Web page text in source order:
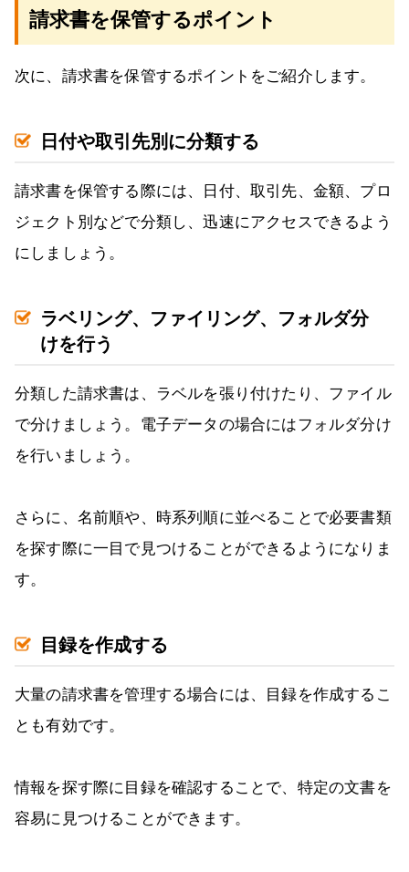
請求書を保管するポイント
次に、請求書を保管するポイントをご紹介します。
日付や取引先別に分類する
請求書を保管する際には、日付、取引先、金額、プロ
ジェクト別などで分類し、迅速にアクセスできるよう
にしましょう。
ラベリング、ファイリング、フォルダ分
けを行う
分類した請求書は、ラベルを張り付けたり、ファイル
で分けましょう。電子データの場合にはフォルダ分け
を行いましょう。
さらに、名前順や、時系列順に並べることで必要書類
を探す際に一目で見つけることができるようになりま
す。
目録を作成する
大量の請求書を管理する場合には、目録を作成するこ
とも有効です。
情報を探す際に目録を確認することで、特定の文書を
容易に見つけることができます。